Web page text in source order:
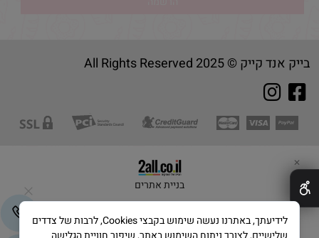
בייק אנד קייק © 2025 All Rights Reserved
בניית אתרים
✕
לידיעתך, באתרנו נעשה שימוש בקבצי Cookies, לרבות של צדדים